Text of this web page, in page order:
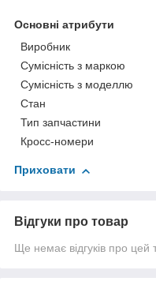
Основні атрибути
Виробник
Сумісність з маркою
Сумісність з моделлю
Стан
Тип запчастини
Кросс-номери
Приховати
Відгуки про товар
Ще немає відгуків про цей